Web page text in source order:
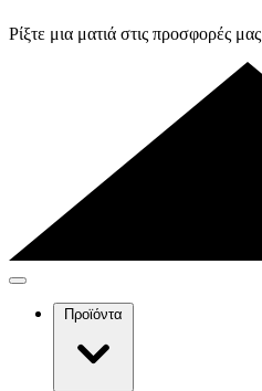
Ρίξτε μια ματιά στις προσφορές μας
Προϊόντα